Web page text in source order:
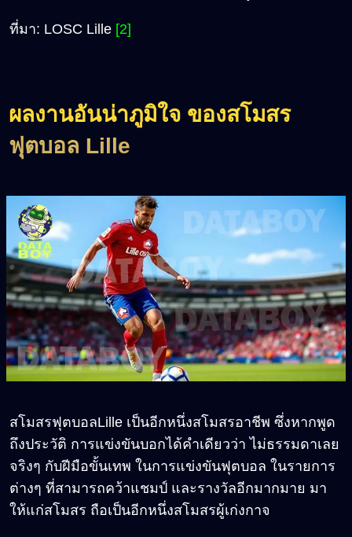
ที่มา: LOSC Lille [2]
ผลงานอันน่าภูมิใจ ของสโมสร
ฟุตบอล Lille
สโมสรฟุตบอลLille เป็นอีกหนึ่งสโมสรอาชีพ ซึ่งหากพูด
ถึงประวัติ การแข่งขันบอกได้คำเดียวว่า ไม่ธรรมดาเลย
จริงๆ กับฝีมือขั้นเทพ ในการแข่งขันฟุตบอล ในรายการ
ต่างๆ ที่สามารถคว้าแชมป์ และรางวัลอีกมากมาย มา
ให้แก่สโมสร ถือเป็นอีกหนึ่งสโมสรผู้เก่งกาจ